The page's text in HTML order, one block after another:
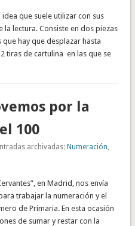
que suele utilizar con sus
lectura. Consiste en dos piezas
hay que desplazar hasta
tiras de cartulina en las que se
por la
100
archivadas:Numeración
en Madrid, nos envía
trabajar la numeración y el
de Primaria. En esta ocasión
de sumar y restar con la